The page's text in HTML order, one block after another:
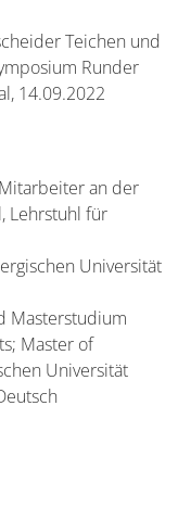
Teichen und
Runder
14.09.2022
an der
Lehrstuhl für
Universität
Masterstudium
Master of
Universität